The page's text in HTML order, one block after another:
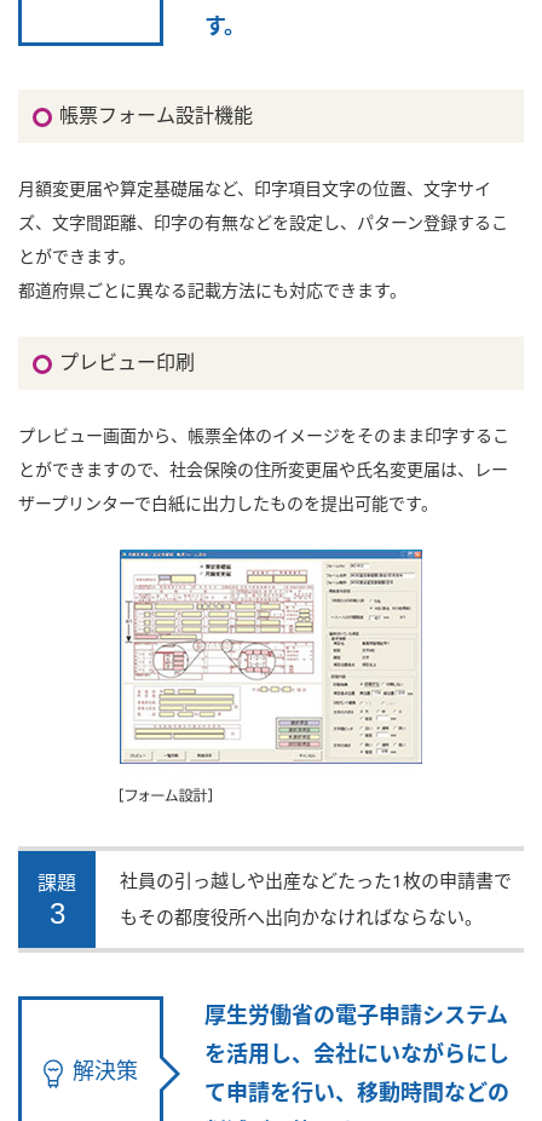
す。
帳票フォーム設計機能
月額変更届や算定基礎届など、印字項目文字の位置、文字サイ
ズ、文字間距離、印字の有無などを設定し、パターン登録するこ
とができます。
都道府県ごとに異なる記載方法にも対応できます。
プレビュー印刷
プレビュー画面から、帳票全体のイメージをそのまま印字するこ
とができますので、社会保険の住所変更届や氏名変更届は、レー
ザープリンターで白紙に出力したものを提出可能です。
課題
3
社員の引っ越しや出産などたった1枚の申請書で
もその都度役所へ出向かなければならない。
解決策
厚生労働省の電子申請システム
を活用し、会社にいながらにし
て申請を行い、移動時間などの